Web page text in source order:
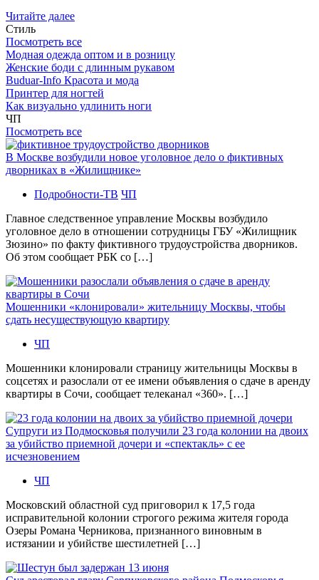
Читайте далее
Стиль
Посмотреть все
Модная одежда оптом и в розницу
Женские боди с длинным рукавом
Buduar-Info Красота и мода
Принтер для ногтей
Как визуально удлинить ноги
ЧП
Посмотреть все
В Москве возбудили новое уголовное дело о фиктивных
дворниках в «Жилищнике»
Подробности-ТВ ЧП
Главное следственное управление Москвы возбудило
уголовное дело в отношении сотрудницы ГБУ «Жилищник
Зюзино» по факту фиктивного трудоустройства дворников.
Об этом сообщает РБК со […]
Мошенники «клонировали» жительницу Москвы, чтобы
сдать несуществующую квартиру
ЧП
Мошенники клонировали страницу жительницы Москвы в
соцсетях и разослали от ее имени объявления о сдаче в аренду
квартиры в Сочи, сообщает телеканал «360». […]
Супруги из Подмосковья получили 23 года колонии на двоих
за убийство приемной дочери и «спектакль» с ее
исчезновением
ЧП
Московский областной суд приговорил к 17,5 года
исправительной колонии строгого режима жителя города
Озеры Романа Черникова, признанного виновным в
истязании и убийстве шестилетней […]